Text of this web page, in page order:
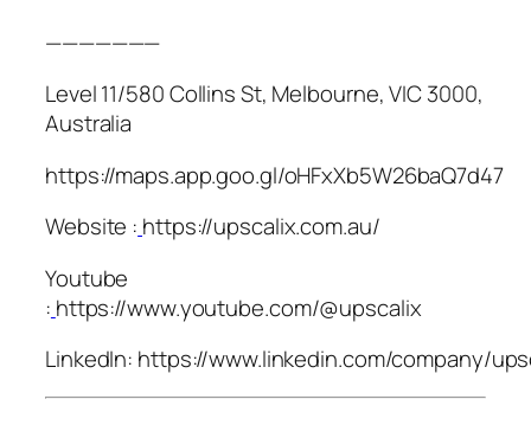
———————
Level 11/580 Collins St, Melbourne, VIC 3000,
Australia
https://maps.app.goo.gl/oHFxXb5W26baQ7d47
Website : https://upscalix.com.au/
Youtube
: https://www.youtube.com/@upscalix
LinkedIn: https://www.linkedin.com/company/